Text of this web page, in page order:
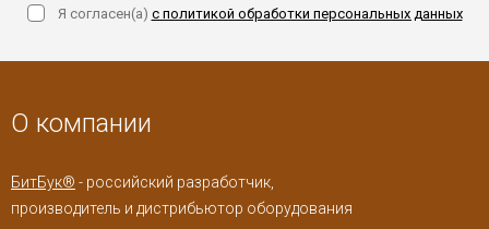
Я согласен(a) с политикой обработки персональных данных
О компании
БитБук® - российский разработчик,
производитель и дистрибьютор оборудования